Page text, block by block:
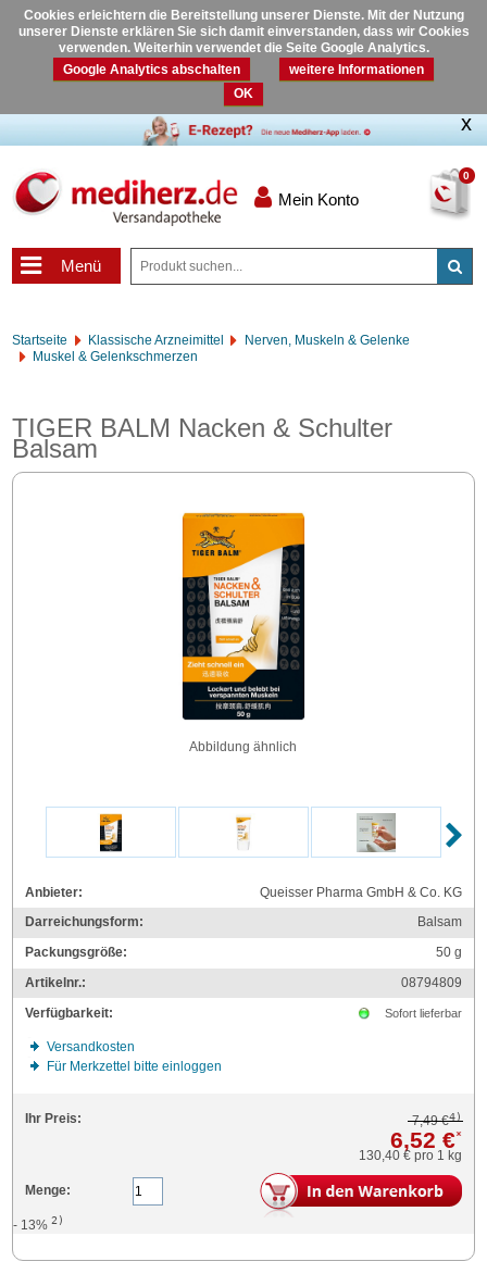
Cookies erleichtern die Bereitstellung unserer Dienste. Mit der Nutzung
unserer Dienste erklären Sie sich damit einverstanden, dass wir Cookies
verwenden. Weiterhin verwendet die Seite Google Analytics.
Google Analytics abschalten
weitere Informationen
OK
0
Mein Konto
Menü
Startseite Klassische Arzneimittel
Nerven, Muskeln & Gelenke
Muskel & Gelenkschmerzen
TIGER BALM Nacken & Schulter
Balsam
Abbildung ähnlich
Anbieter:
Queisser Pharma GmbH & Co. KG
Darreichungsform:
Balsam
Packungsgröße:
50g
Artikelnr.:
08794809
Verfügbarkeit:
Sofort lieferbar
Versandkosten
Für Merkzettel bitte einloggen
Ihr Preis: 7,49 €4)
6,52 €*
130,40 € pro 1 kg
Menge:
- 13%2)